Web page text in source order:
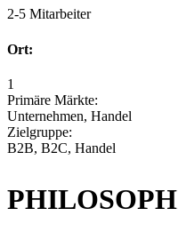
2-5 Mitarbeiter
Ort:
1
Primäre Märkte:
Unternehmen, Handel
Zielgruppe:
B2B, B2C, Handel